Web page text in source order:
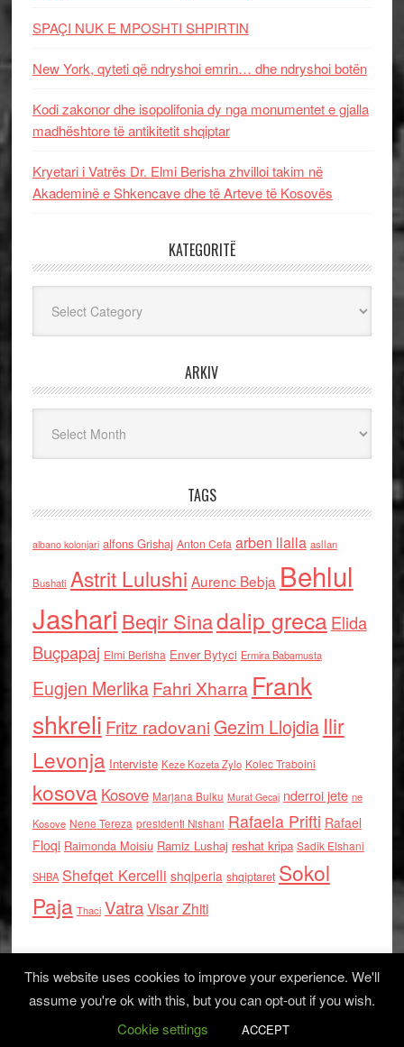
SPAÇI NUK E MPOSHTI SHPIRTIN
New York, qyteti që ndryshoi emrin… dhe ndryshoi botën
Kodi zakonor dhe isopolifonia dy nga monumentet e gjalla
madhështore të antikitetit shqiptar
Kryetari i Vatrës Dr. Elmi Berisha zhvilloi takim në
Akademinë e Shkencave dhe të Arteve të Kosovës
KATEGORITË
ARKIV
TAGS
albano kolonjari alfons Grishaj Anton Cefa arben llalla asllan
Bushati Astrit Lulushi Aurenc Bebja Behlul
Jashari Beqir Sinadalip grecaElida
Buçpapaj Elmi Berisha Enver Bytyci Ermira Babamusta
Eugjen MerlikaFahri Xharra Frank
shkreli Fritz radovaniGezim Llojdia Ilir
Levonja Interviste Keze Kozeta Zylo Kolec Traboini
kosova Kosove Marjana Bulku Murat Gecaj nderroi jete ne
Kosove Nene Tereza presidenti Nishani Rafaela Prifti Rafael
Floqi Raimonda Moisiu Ramiz Lushaj reshat kripa Sadik Elshani
SHBA Shefqet Kercelli shqiperia shqiptaret Sokol
Paja Thaci VatraVisar Zhiti
Log in
This website uses cookies to improve your experience. We'll
assume you're ok with this, but you can opt-out if you wish.
Cookie settings
ACCEPT